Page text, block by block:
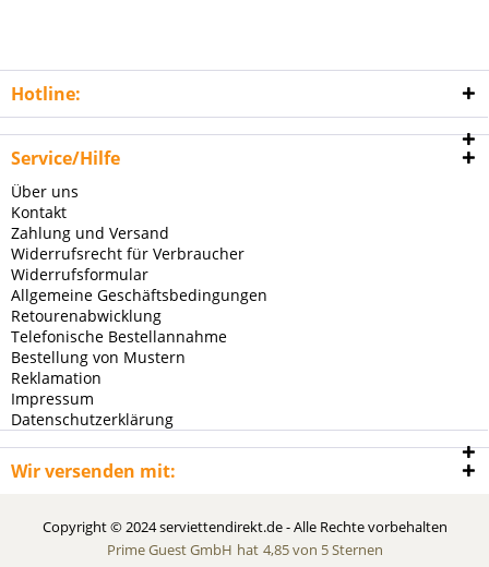
Hotline:
Service/Hilfe
Über uns
Kontakt
Zahlung und Versand
Widerrufsrecht für Verbraucher
Widerrufsformular
Allgemeine Geschäftsbedingungen
Retourenabwicklung
Telefonische Bestellannahme
Bestellung von Mustern
Reklamation
Impressum
Datenschutzerklärung
Wir versenden mit:
Copyright © 2024 serviettendirekt.de - Alle Rechte vorbehalten
Prime Guest GmbH hat 4,85von 5Sternen